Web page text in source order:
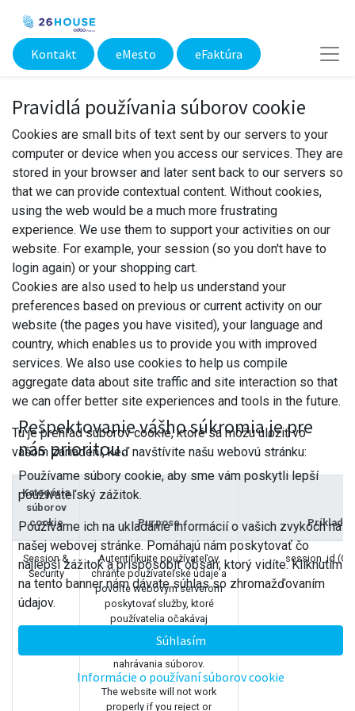
Kontakt eMesto​ eFaktúra
Pravidlá používania súborov cookie
Cookies are small bits of text sent by our servers to your
computer or device when you access our services. They are
stored in your browser and later sent back to our servers so
that we can provide contextual content. Without cookies,
using the web would be a much more frustrating
experience. We use them to support your activities on our
website. For example, your session (so you don't have to
login again) or your shopping cart.
Cookies are also used to help us understand your
preferences based on previous or current activity on our
website (the pages you have visited), your language and
country, which enables us to provide you with improved
services. We also use cookies to help us compile
aggregate data about site traffic and site interaction so that
we can offer better site experiences and tools in the future.
Tu je prehľad súborov cookie, ktoré sa môžu uložiť vo
vašom zariadení, keď navštívite našu webovú stránku:
Kategória
súborov
cookie
Purpose Príklady
Session &
Security
Autentifikujte používateľov,
chráňte používateľské údaje a
povoľte webovým serverom
poskytovať služby, ktoré
používatelia očakávaj
napríklad udržiavanie obsahu
košíka alebo povolenie
nahrávania súborov.
The website will not work
properly if you reject or
session_id
Rešpektovanie vášho súkromia je pre
nás prioritou.
Používame súbory cookie, aby sme vám poskytli lepší
používateľský zážitok.
Používame ich na ukladanie informácií o vašich zvykoch na
našej webovej stránke. Pomáhajú nám poskytovať čo
najlepší zážitok a prispôsobiť obsah, ktorý vidíte. Kliknutím
na tento banner nám dávate súhlas so zhromažďovaním
údajov.
Súhlasím
Informácie o používaní súborov cookie